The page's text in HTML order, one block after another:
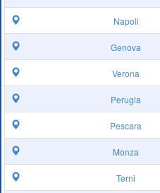
Napoli
Genova
Verona
Perugia
Pescara
Monza
Terni